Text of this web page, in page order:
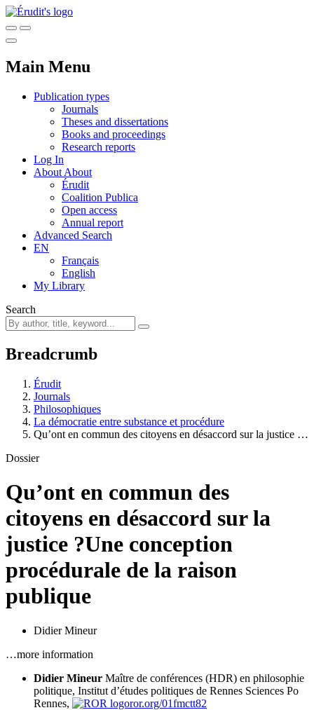
Main Menu
Publication types
Journals
Theses and dissertations
Books and proceedings
Research reports
Log In
About About
Érudit
Coalition Publica
Open access
Annual report
Advanced Search
EN
Français
English
My Library
Search
Breadcrumb
Érudit
Journals
Philosophiques
La démocratie entre substance et procédure
Qu’ont en commun des citoyens en désaccord sur la justice …
Dossier
Qu’ont en commun des
citoyens en désaccord sur la
justice ?Une conception
procédurale de la raison
publique
Didier Mineur
…more information
Didier Mineur Maître de conférences (HDR) en philosophie
politique, Institut d’études politiques de Rennes Sciences Po
Rennes,
ror.org/01fmctt82